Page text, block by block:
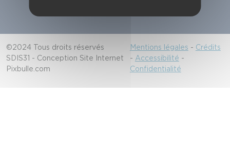
©2024 Tous droits réservés
SDIS31 - Conception Site Internet
Pixbulle.com
Mentions légales - Crédits
- Accessibilité -
Confidentialité